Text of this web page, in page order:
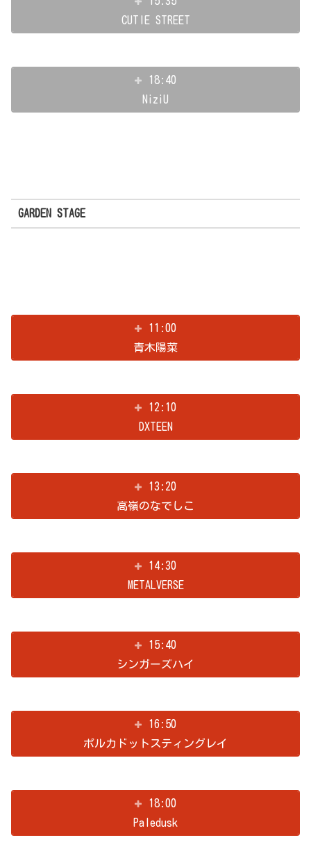
CUTIE STREET
18:40
NiziU
GARDEN STAGE
11:00
青木陽菜
12:10
DXTEEN
13:20
高嶺のなでしこ
14:30
METALVERSE
15:40
シンガーズハイ
16:50
ポルカドットスティングレイ
18:00
Paledusk